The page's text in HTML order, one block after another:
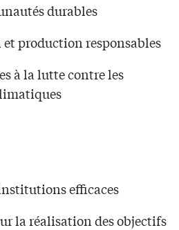
durables
production responsables
à la lutte contre les
efficaces
la réalisation des objectifs